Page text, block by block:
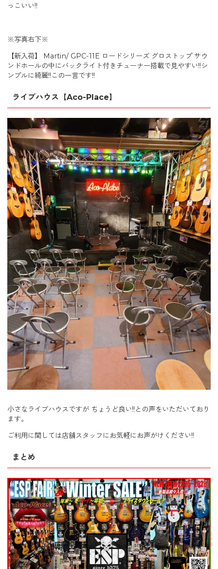
っこいい!!
※写真右下※
【新入荷】 Martin/ GPC-11E ロードシリーズ グロストップ サウ
ンドホールの中にバックライト付きチューナー搭載で見やすい!!シ
ンプルに綺麗!!この一言です!!
ライブハウス【Aco-Place】
小さなライブハウスですが ちょうど良い!!との声をいただいており
ます。
ご利用に関しては店舗スタッフにお気軽にお声がけください!!
まとめ